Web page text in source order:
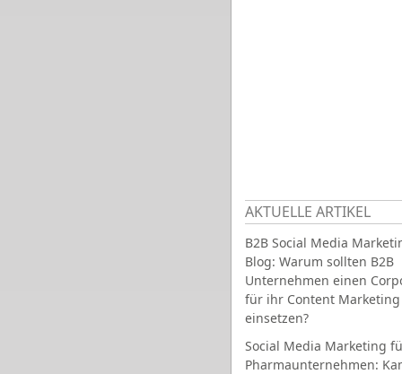
AKTUELLE ARTIKEL
B2B Social Media
Blog: Warum sollten B2B
Unternehmen einen
für ihr Content Marketing
einsetzen?
Social Media Marketing
Pharmaunternehmen: